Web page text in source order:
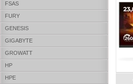
FSAS
FURY
GENESIS
GIGABYTE
GROWATT
HP
HPE